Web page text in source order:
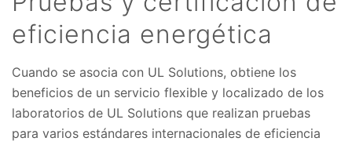
eficiencia energética
Cuando se asocia con UL Solutions, obtiene los
beneficios de un servicio flexible y localizado de los
laboratorios de UL Solutions que realizan pruebas
para varios estándares internacionales de eficiencia